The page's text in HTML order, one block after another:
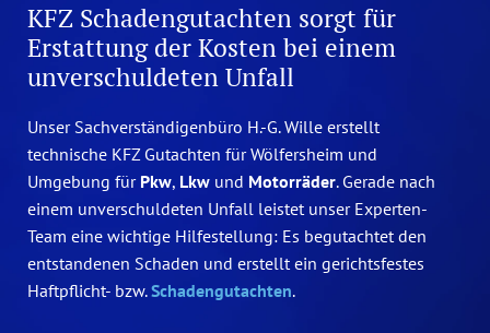
KFZ Schadengutachten sorgt für
Erstattung der Kosten bei einem
unverschuldeten Unfall
Unser Sachverständigenbüro H.-G. Wille erstellt
technische KFZ Gutachten für Wölfersheim und
Umgebung für Pkw, Lkw und Motorräder. Gerade nach
einem unverschuldeten Unfall leistet unser Experten-
Team eine wichtige Hilfestellung: Es begutachtet den
entstandenen Schaden und erstelltein gerichtsfestes
Haftpflicht- bzw.Schadengutachten.